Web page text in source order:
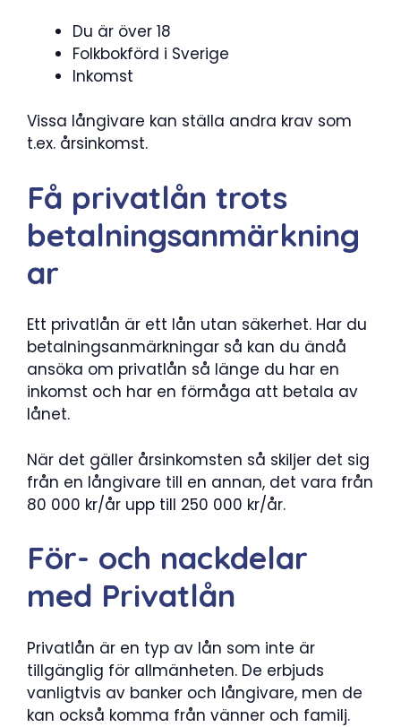
Du är över 18
Folkbokförd i Sverige
Inkomst
Vissa långivare kan ställa andra krav som
t.ex. årsinkomst.
Få privatlån trots
betalningsanmärkning
ar
Ett privatlån är ett lån utan säkerhet. Har du
betalningsanmärkningar så kan du ändå
ansöka om privatlån så länge du har en
inkomst och har en förmåga att betala av
lånet.
När det gäller årsinkomsten så skiljer det sig
från en långivare till en annan, det vara från
80 000 kr/år upp till 250 000 kr/år.
För- och nackdelar
med Privatlån
Privatlån är en typ av lån som inte är
tillgänglig för allmänheten. De erbjuds
vanligtvis av banker och långivare, men de
kan också komma från vänner och familj.